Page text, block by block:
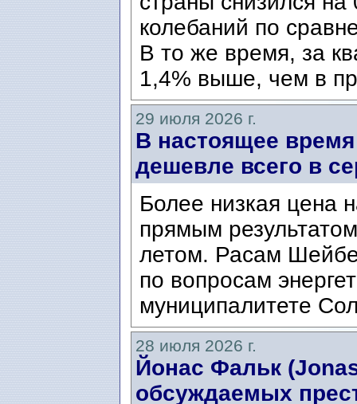
колебаний по
В то же время, за
1,4% выше, чем в
29 июля 2026 г.
В настоящее
дешевле всего в
Более низкая цена
прямым
летом. Расам
по вопросам
муниципалитете
28 июля 2026 г.
Йонас Фальк
обсуждаемых